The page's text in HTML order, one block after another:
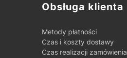
Obsługa klienta
Metody płatności
Czas i koszty dostawy
Czas realizacji zamówienia